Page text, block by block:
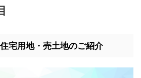
宅用地・売土地のご紹介